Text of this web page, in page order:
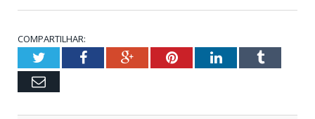
COMPARTILHAR:
TwitterFacebookGoogle+PinterestLinkedInTumblr
Email